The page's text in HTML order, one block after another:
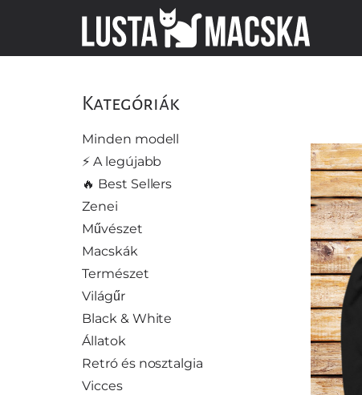
Kategóriák
Minden modell
⚡️ A legújabb
🔥 Best Sellers
Zenei
Művészet
Macskák
Természet
Világűr
Black & White
Állatok
Retró és nosztalgia
Vicces